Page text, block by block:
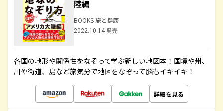
陸編
BOOKS 旅と健康
2022.10.14 発売
各国の地形や関係性をなぞって学ぶ新しい地図本！国境や州、
川や街道、島など旅気分で地図をなぞって脳もイキイキ！
詳細を見る